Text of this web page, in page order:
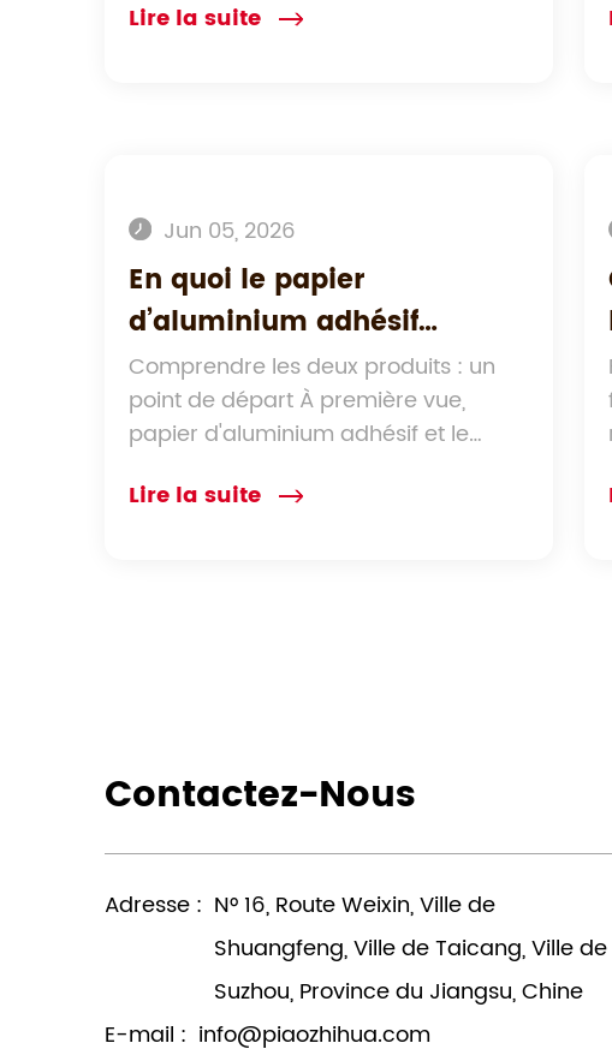
Lire la suite
Jun 05, 2026
En quoi le papier
d’aluminium adhésif
diffère-t-il du film adhésif
ordinaire et lequel devriez-
vous choisir ?
Comprendre les deux produits : un
point de départ À première vue,
papier d'aluminium adhésif et le
Lire la suite
Contactez-Nous
Adresse : N° 16, Route Weixin, Ville de
Shuangfeng, Ville de Taicang, Ville de
Suzhou, Province du Jiangsu, Chine
E-mail : info@piaozhihua.com